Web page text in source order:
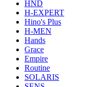
HND
H-EXPERT
Hino's Plus
H-MEN
Hands
Grace
Empire
Routine
SOLARIS